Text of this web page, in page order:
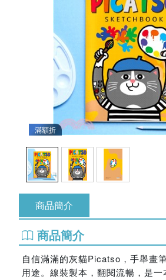
滿額折
商品簡介
商品簡介
自信滿滿的灰貓Picatso，手舉畫
用途。線裝製本，翻閱流暢，是